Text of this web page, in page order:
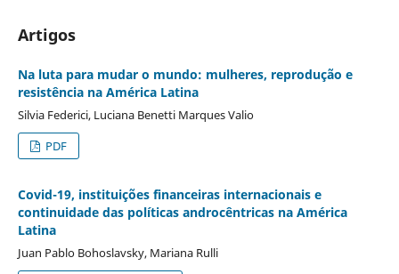
Artigos
Na luta para mudar o mundo: mulheres, reprodução e
resistência na América Latina
Silvia Federici, Luciana Benetti Marques Valio
PDF
Covid-19, instituições financeiras internacionais e
continuidade das políticas androcêntricas na América
Latina
Juan Pablo Bohoslavsky, Mariana Rulli